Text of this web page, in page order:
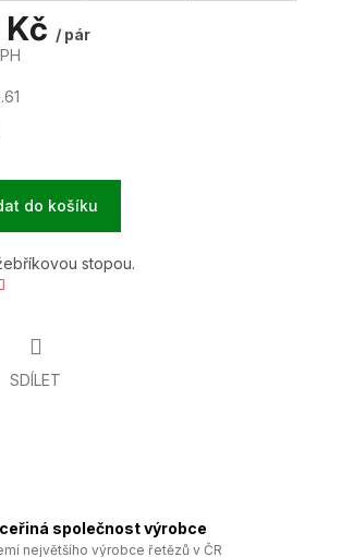
/ pár
do košíku
stopou.
SDÍLET
společnost výrobce
největšího výrobce řetězů v ČR